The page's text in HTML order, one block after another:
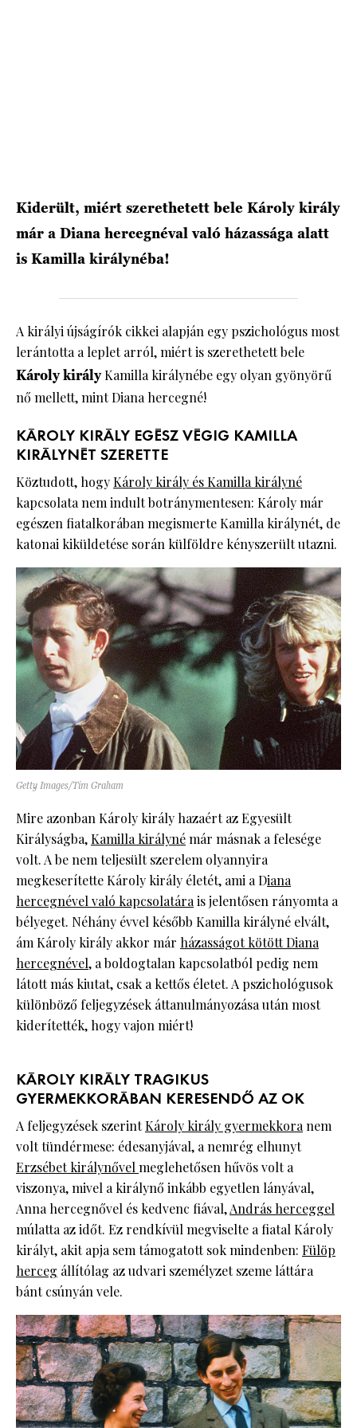
Kiderült, miért szerethetett bele Károly király
már a Diana hercegnéval való házassága alatt
is Kamilla királynéba!
A királyi újságírók cikkei alapján egy pszichológus most
lerántotta a leplet arról, miért is szerethetett bele
Károly királyKamilla királynébe egy olyan gyönyörű
nő mellett, mint Diana hercegné!
KÁROLY KIRÁLY EGÉSZ VÉGIG KAMILLA
KIRÁLYNÉT SZERETTE
Köztudott, hogyKároly király és Kamilla királyné
kapcsolata nem indult botránymentesen: Károly már
egészen fiatalkorában megismerte Kamilla királynét, de
katonai kiküldetése során külföldre kényszerült utazni.
Getty Images/Tim Graham
Mire azonban Károly király hazaért az Egyesült
Királyságba,Kamilla királynémár másnak a felesége
volt. A be nem teljesült szerelem olyannyira
megkeserítette Károly király életét, ami a Diana
hercegnével való kapcsolatára is jelentősen rányomta a
bélyeget. Néhány évvel később Kamilla királyné elvált,
ám Károly király akkor már házasságot kötött Diana
hercegnével, a boldogtalan kapcsolatból pedig nem
látott más kiutat, csak a kettős életet. A pszichológusok
különböző feljegyzések áttanulmányozása után most
kiderítették, hogy vajon miért!
KÁROLY KIRÁLY TRAGIKUS
GYERMEKKORÁBAN KERESENDŐ AZ OK
A feljegyzések szerintKároly király gyermekkora nem
volt tündérmese: édesanyjával, a nemrég elhunyt
Erzsébet királynővel meglehetősen hűvös volt a
viszonya, mivel a királynő inkább egyetlen lányával,
Anna hercegnővel és kedvenc fiával,András herceggel
múlatta az időt. Ez rendkívül megviselte a fiatal Károly
királyt, akit apja sem támogatott sok mindenben: Fülöp
herceg állítólag az udvari személyzet szeme láttára
bánt csúnyán vele.